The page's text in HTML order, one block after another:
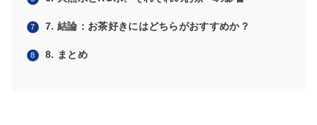
7. 結論：お茶好きにはどちらがおすすめか？
8. まとめ